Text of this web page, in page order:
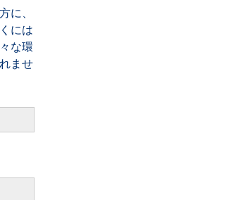
に、
には
な環
ませ